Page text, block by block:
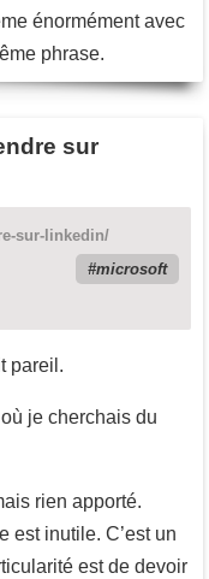
énormément avec
phrase.
sur
sur-linkedin/
microsoft
pareil.
je cherchais du
rien apporté.
est inutile. C’est un
est de devoir